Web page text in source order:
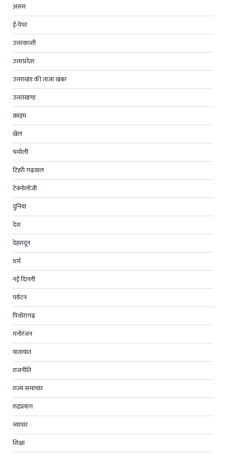
असम
ई-पेपर
उत्तरकाशी
उत्तरप्रदेश
उत्तराखंड की ताज़ा खबर
उत्तराखण्ड
क्राइम
खेल
चमोली
टिहरी गढ़वाल
टेक्नोलॉजी
दुनिया
देश
देहरादून
धर्म
नई दिल्ली
पर्यटन
पिथोरागढ़
मनोरंजन
यातायात
राजनीति
राज्य समाचार
रुद्रप्रयाग
व्यापार
शिक्षा